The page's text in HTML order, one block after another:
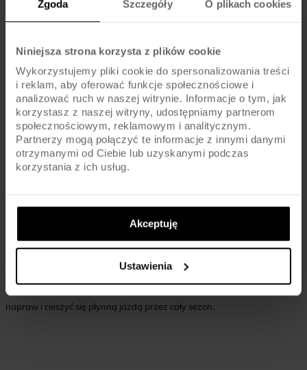
Zgoda Szczegóły O plikach cookies
Niniejsza strona korzysta z plików cookie
Wykorzystujemy pliki cookie do spersonalizowania treści
i reklam, aby oferować funkcje społecznościowe i
analizować ruch w naszej witrynie. Informacje o tym, jak
korzystasz z naszej witryny, udostępniamy partnerom
społecznościowym, reklamowym i analitycznym.
Partnerzy mogą połączyć te informacje z innymi danymi
otrzymanymi od Ciebie lub uzyskanymi podczas
korzystania z ich usług.
Akceptuję
Ustawienia
zużycie, ale miernik daje najpewniejszy wynik.
Jakie są skutki jazdy na rozciągniętym łańcuchu?
Może to prowadzić do szybszego zużycia zębatek i kasety, a nawet
uszkodzenia napędu.
Czy każdy łańcuch zużywa się w tym samym tempie?
To zależy od stylu jazdy, warunków i regularności konserwacji.
Kiedy wymienić łańcuch rowerowy?
Gdy miernik wskazuje przekroczenie dopuszczalnego zakresu lub
pojawiają się wyraźne objawy rozciągnięcia.
Dbając o regularną kontrolę i wymianę łańcucha, znacząco wydłużysz
żywotność napędu. Skorzystaj z miernika, by uniknąć kosztownych
napraw i cieszyć się płynną jazdą przez cały sezon.